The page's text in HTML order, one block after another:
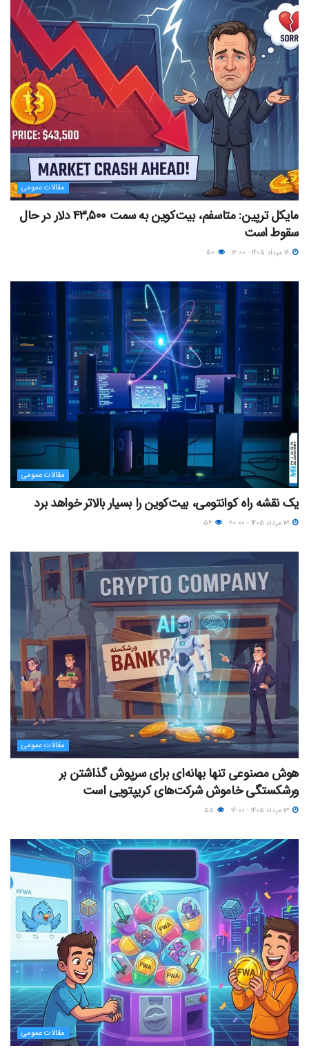
مقالات عمومی
مایکل ترپین: متاسفم، بیت‌کوین به سمت ۴۳,۵۰۰ دلار در حال
سقوط است
مقالات عمومی
یک نقشه راه کوانتومی، بیت‌کوین را بسیار بالاتر خواهد برد
مقالات عمومی
هوش مصنوعی تنها بهانه‌ای برای سرپوش گذاشتن بر
ورشکستگی خاموش شرکت‌های کریپتویی است
مقالات عمومی